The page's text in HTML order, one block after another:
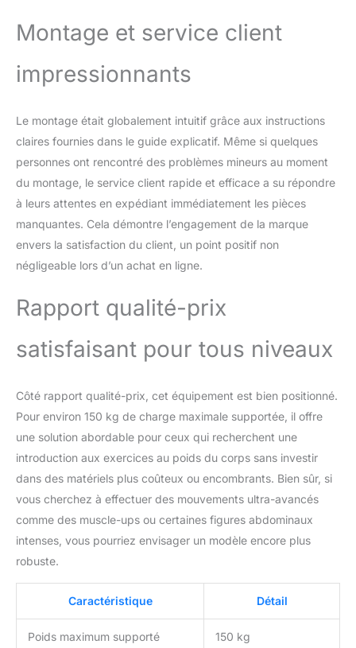
Montage et service client
impressionnants
Le montage était globalement intuitif grâce aux instructions
claires fournies dans le guide explicatif. Même si quelques
personnes ont rencontré des problèmes mineurs au moment
du montage, le service client rapide et efficace a su répondre
à leurs attentes en expédiant immédiatement les pièces
manquantes. Cela démontre l’engagement de la marque
envers la satisfaction du client, un point positif non
négligeable lors d’un achat en ligne.
Rapport qualité-prix
satisfaisant pour tous niveaux
Côté rapport qualité-prix, cet équipement est bien positionné.
Pour environ 150 kg de charge maximale supportée, il offre
une solution abordable pour ceux qui recherchent une
introduction aux exercices au poids du corps sans investir
dans des matériels plus coûteux ou encombrants. Bien sûr, si
vous cherchez à effectuer des mouvements ultra-avancés
comme des muscle-ups ou certaines figures abdominaux
intenses, vous pourriez envisager un modèle encore plus
robuste.
Caractéristique Détail
Poids maximum supporté 150 kg